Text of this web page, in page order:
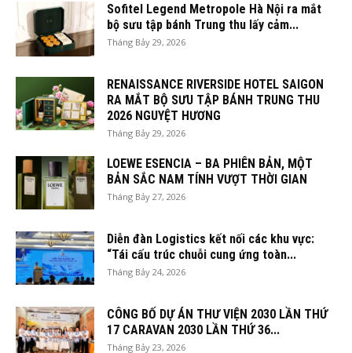
Sofitel Legend Metropole Hà Nội ra mắt
bộ sưu tập bánh Trung thu lấy cảm...
Tháng Bảy 29, 2026
RENAISSANCE RIVERSIDE HOTEL SAIGON
RA MẮT BỘ SƯU TẬP BÁNH TRUNG THU
2026 NGUYỆT HƯƠNG
Tháng Bảy 29, 2026
LOEWE ESENCIA – BA PHIÊN BẢN, MỘT
BẢN SẮC NAM TÍNH VƯỢT THỜI GIAN
Tháng Bảy 27, 2026
Diễn đàn Logistics kết nối các khu vực:
“Tái cấu trúc chuỗi cung ứng toàn...
Tháng Bảy 24, 2026
CÔNG BỐ DỰ ÁN THƯ VIỆN 2030 LẦN THỨ
17 CARAVAN 2030 LẦN THỨ 36...
Tháng Bảy 23, 2026